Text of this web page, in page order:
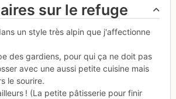
sur le refuge
un style très alpin que j'affectionne
des gardiens, pour qui ça ne doit pas
avec une aussi petite cuisine mais
le sourire.
! (La petite pâtisserie pour finir